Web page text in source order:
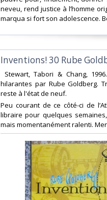
neveu, rend justice à l’homme
marqua si fort son adolescence.
‎Inventions! 30 Rube
Stewart, Tabori & Chang,
hilarantes par Rube Goldberg.
reste à l'état de neuf. ‎
‎Peu courant de ce côté-ci de
libraire pour quelques
mais momentanément ralenti.